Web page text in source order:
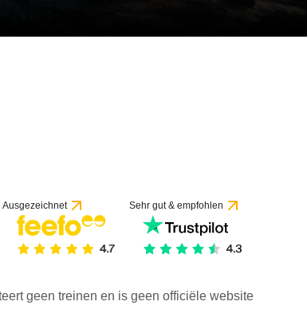
Ausgezeichnet Sehr gut & empfohlen
geen treinen en is geen officiële website